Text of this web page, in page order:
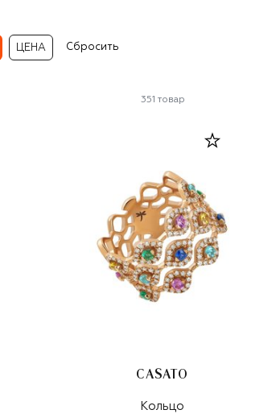
ЦЕНА Сбросить
351 товар
CASATO
Кольцо